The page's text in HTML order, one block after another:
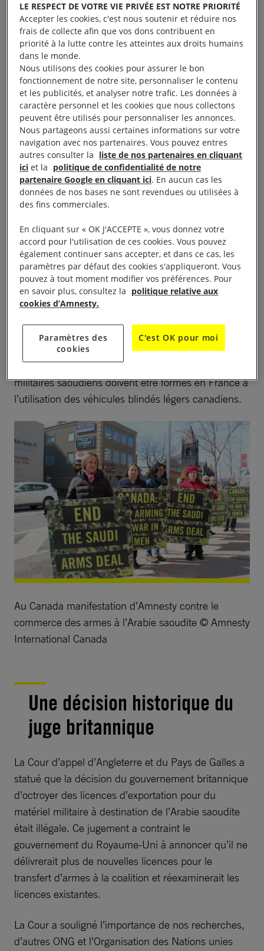
En février 2019, une enquête d’Amnesty
International avait déclenché des investigations en
Belgique en révélant que le fabricant d’armes wallon
FN Herstal avait participé à un salon de l’armement
aux Émirats arabes unis, où il proposait un modèle
de mitrailleuse utilisé par des milices yéménites.
Le Canada rejoint le Traité
sur le commerce des
armes
Le Canada est devenu le 104e État parti auTraité
sur le commerce des armes (TCA). Cette décision
est intervenue sur fond de controverse car les
exportations de véhicules blindés légers vers l’Arabie
Royaume-Uni se poursuivent, bien que ce pays
s’illustre tristement par une répression sur son
territoire et des crimes de guerre au Yémen. Les
militaires saoudiens doivent être formés en France à
l’utilisation des véhicules blindés légers canadiens.
Au Canada manifestation d’Amnesty contre le
commerce des armes à l’Arabie saoudite © Amnesty
International Canada
Une décision historique du
juge britannique
La Cour d’appel d’Angleterre et du Pays de Galles a
statué que la décision du gouvernement britannique
d’octroyer des licences d’exportation pour du
matériel militaire à destination de l’Arabie saoudite
était illégale. Ce jugement a contraint le
gouvernement du Royaume-Uni à annoncer qu’il ne
délivrerait plus de nouvelles licences pour le
transfert d’armes à la coalition et réexaminerait les
licences existantes.
La Cour a souligné l’importance de nos recherches,
d’autres ONG et l’Organisation des Nations unies
LE RESPECT DE VOTRE VIE PRIVÉE EST NOTRE PRIORITÉ
Accepter les cookies, c'est nous soutenir et réduire nos
frais de collecte afin que vos dons contribuent en
priorité à la lutte contre les atteintes aux droits humains
dans le monde.
Nous utilisons des cookies pour assurer le bon
fonctionnement de notre site, personnaliser le contenu
et les publicités, et analyser notre trafic. Les données à
caractère personnel et les cookies que nous collectons
peuvent être utilisés pour personnaliser les annonces.
Nous partageons aussi certaines informations sur votre
navigation avec nos partenaires. Vous pouvez entres
autres consulter la liste de nos partenaires en cliquant
ici et la politique de confidentialité de notre
partenaire Google en cliquant ici. En aucun cas les
données de nos bases ne sont revendues ou utilisées à
des fins commerciales.
En cliquant sur « OK J'ACCEPTE », vous donnez votre
accord pour l'utilisation de ces cookies. Vous pouvez
également continuer sans accepter, et dans ce cas, les
paramètres par défaut des cookies s'appliqueront. Vous
pouvez à tout moment modifier vos préférences. Pour
en savoir plus, consultez la politique relative aux
cookies d’Amnesty.
Paramètres des
cookies
C'est OK pour moi